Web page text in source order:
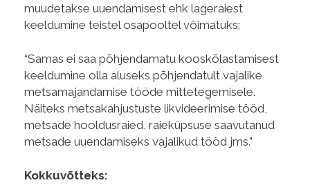
muudetakse uuendamisest ehk lageraiest
keeldumine teistel osapooltel võimatuks:
“Samas ei saa põhjendamatu kooskõlastamisest
keeldumine olla aluseks põhjendatult vajalike
metsamajandamise tööde mittetegemisele.
Näiteks metsakahjustuste likvideerimise tööd,
metsade hooldusraied, raieküpsuse saavutanud
metsade uuendamiseks vajalikud tööd jms.”
Kokkuvõtteks: